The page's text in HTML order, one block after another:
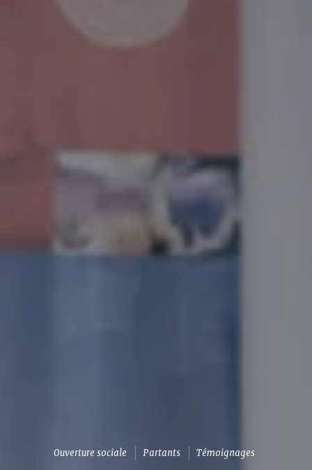
Ouverture sociale Partants Témoignages